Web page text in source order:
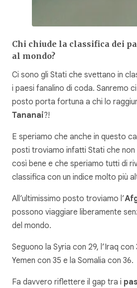
Chi chiude la classifica dei
al mondo?
Ci sono gli Stati che svettano in
i paesi fanalino di coda. Sanremo
posto porta fortuna a chi lo
Tananai?!
E speriamo che anche in questo
posti troviamo infatti Stati che
così bene e che speriamo tutti di
classifica con un indice molto più
All’ultimissimo posto troviamo l’
possono viaggiare liberamente
del mondo.
Seguono la Syria con 29, l’Iraq con
Yemen con 35 e la Somalia con 36.
Fa davvero riflettere il gap tra i